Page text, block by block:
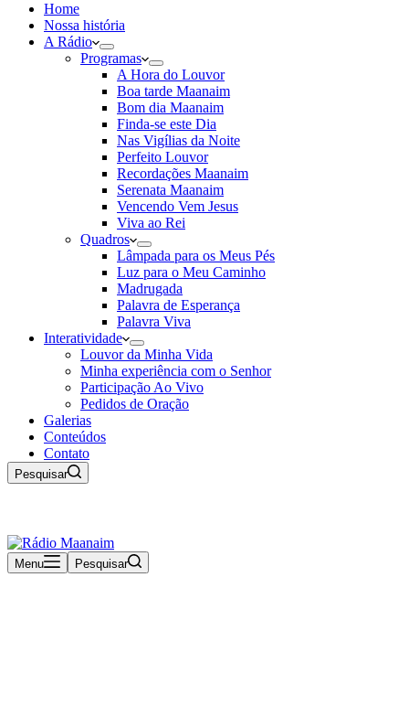
Home
Nossa história
A Rádio
Programas
A Hora do Louvor
Boa tarde Maanaim
Bom dia Maanaim
Finda-se este Dia
Nas Vigílias da Noite
Perfeito Louvor
Recordações Maanaim
Serenata Maanaim
Vencendo Vem Jesus
Viva ao Rei
Quadros
Lâmpada para os Meus Pés
Luz para o Meu Caminho
Madrugada
Palavra de Esperança
Palavra Viva
Interatividade
Louvor da Minha Vida
Minha experiência com o Senhor
Participação Ao Vivo
Pedidos de Oração
Galerias
Conteúdos
Contato
Pesquisar
Menu
Pesquisar